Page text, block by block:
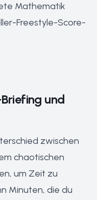
Mathematik
Freestyle-Score-
und
zwischen
chaotischen
um Zeit zu
Minuten, die du